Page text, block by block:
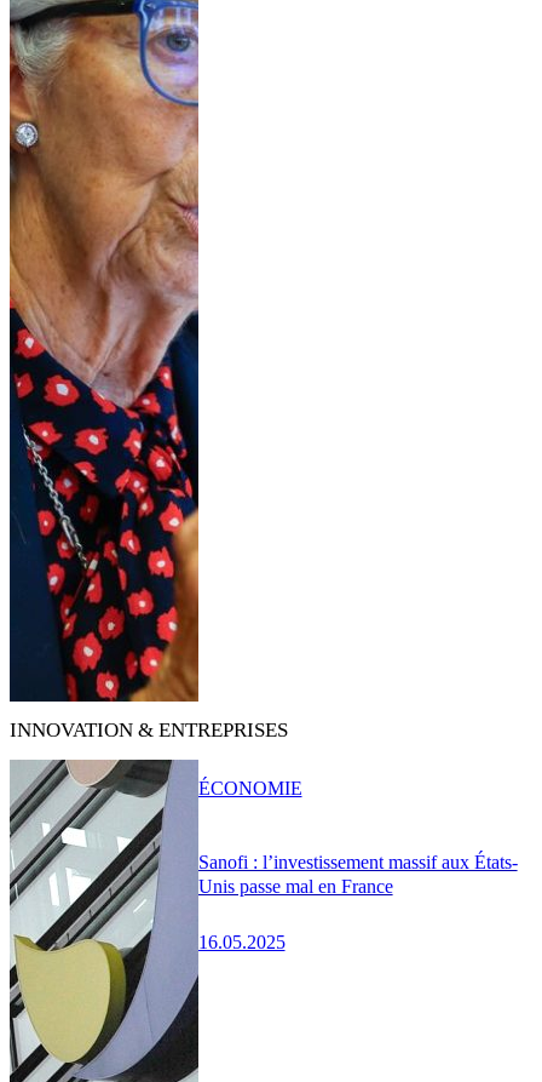
INNOVATION & ENTREPRISES
Sanofi : l’investissement massif aux États-
Unis passe mal en France
16.05.2025
ÉCONOMIE